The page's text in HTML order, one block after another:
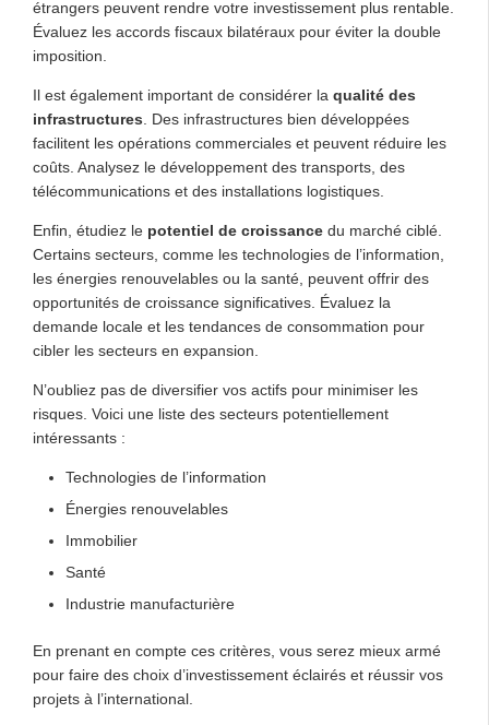
étrangers peuvent rendre votre investissement plus rentable.
Évaluez les accords fiscaux bilatéraux pour éviter la double
imposition.
Il est également important de considérer la qualité des
infrastructures . Des infrastructures bien développées
facilitent les opérations commerciales et peuvent réduire les
coûts. Analysez le développement des transports, des
télécommunications et des installations logistiques.
Enfin, étudiez le potentiel de croissance du marché ciblé.
Certains secteurs, comme les technologies de l’information,
les énergies renouvelables ou la santé, peuvent offrir des
opportunités de croissance significatives. Évaluez la
demande locale et les tendances de consommation pour
cibler les secteurs en expansion.
N’oubliez pas de diversifier vos actifs pour minimiser les
risques. Voici une liste des secteurs potentiellement
intéressants :
Technologies de l’information
Énergies renouvelables
Immobilier
Santé
Industrie manufacturière
En prenant en compte ces critères, vous serez mieux armé
pour faire des choix d’investissement éclairés et réussir vos
projets à l’international.